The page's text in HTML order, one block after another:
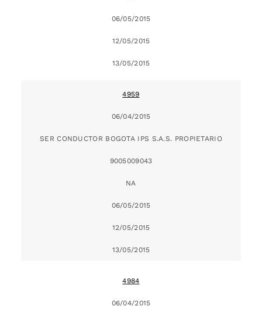
06/05/2015
12/05/2015
13/05/2015
4959
06/04/2015
SER CONDUCTOR BOGOTA IPS S.A.S. PROPIETARIO
9005009043
NA
06/05/2015
12/05/2015
13/05/2015
4984
06/04/2015